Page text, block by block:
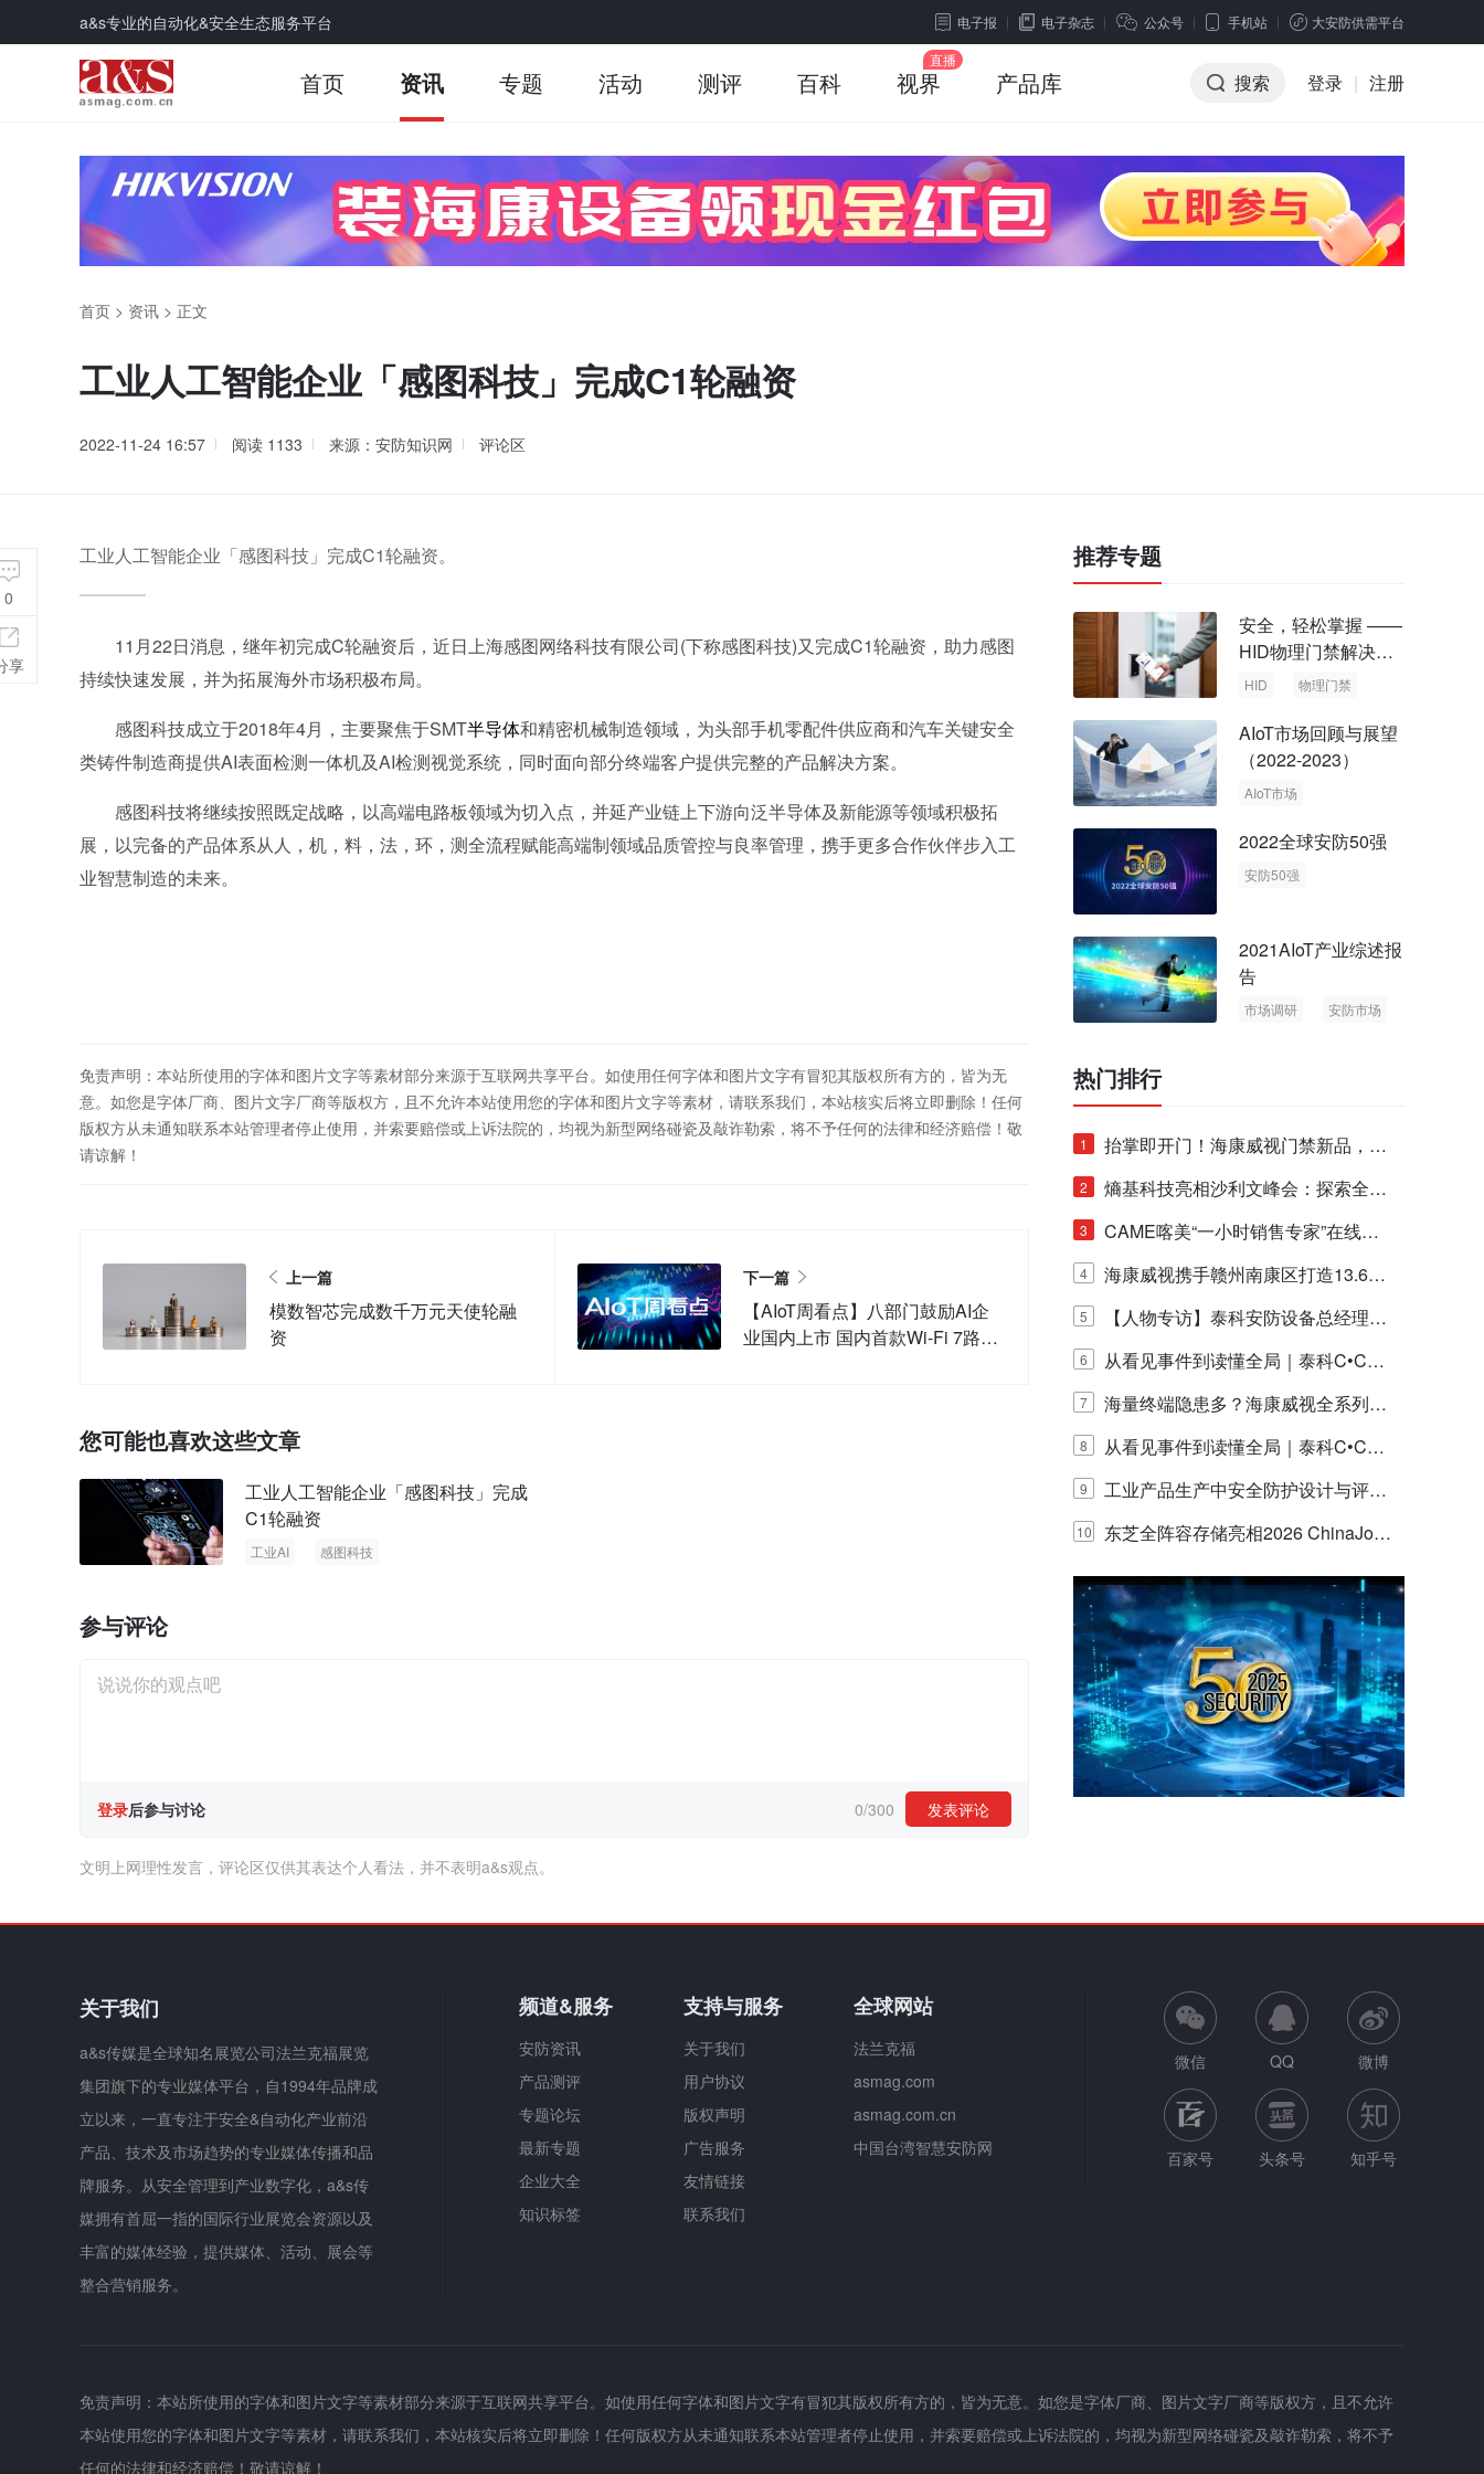
a&s专业的自动化&安全生态服务平台 电子报 电子杂志 公众号 手机站 大安防供需平台
首页 资讯 专题 活动 测评 百科 视界 产品库 搜索 登录 | 注册
首页 > 资讯 > 正文
工业人工智能企业「感图科技」完成C1轮融资
2022-11-24 16:57 阅读 1133 来源：安防知识网 评论区
工业人工智能企业「感图科技」完成C1轮融资。
11月22日消息，继年初完成C轮融资后，近日上海感图网络科技有限公司(下称感图科技)又完成C1轮融资，助力感图
持续快速发展，并为拓展海外市场积极布局。
感图科技成立于2018年4月，主要聚焦于SMT半导体和精密机械制造领域，为头部手机零配件供应商和汽车关键安全
类铸件制造商提供AI表面检测一体机及AI检测视觉系统，同时面向部分终端客户提供完整的产品解决方案。
感图科技将继续按照既定战略，以高端电路板领域为切入点，并延产业链上下游向泛半导体及新能源等领域积极拓
展，以完备的产品体系从人，机，料，法，环，测全流程赋能高端制领域品质管控与良率管理，携手更多合作伙伴步入工
业智慧制造的未来。
免责声明：本站所使用的字体和图片文字等素材部分来源于互联网共享平台。如使用任何字体和图片文字有冒犯其版权所有方的，皆为无
意。如您是字体厂商、图片文字厂商等版权方，且不允许本站使用您的字体和图片文字等素材，请联系我们，本站核实后将立即删除！任何
版权方从未通知联系本站管理者停止使用，并索要赔偿或上诉法院的，均视为新型网络碰瓷及敲诈勒索，将不予任何的法律和经济赔偿！敬
请谅解！
上一篇
模数智芯完成数千万元天使轮融
资
下一篇
【AIoT周看点】八部门鼓励AI企
业国内上市 国内首款Wi-Fi 7路由
您可能也喜欢这些文章
工业人工智能企业「感图科技」完成
C1轮融资
工业AI 感图科技
参与评论
登录后参与讨论 0/300 发表评论
文明上网理性发言，评论区仅供其表达个人看法，并不表明a&s观点。
0
享
推荐专题
安全，轻松掌握 ——
HID物理门禁解决方
案，启动智慧安全新
HID 物理门禁
AIoT市场回顾与展望
（2022-2023）
AIoT市场
2022全球安防50强
安防50强
2021AIoT产业综述报
告
市场调研
安防市场
热门排行
1
抬掌即开门！海康威视门禁新品，不
止认人脸，更认"掌"中静脉！
2
熵基科技亮相沙利文峰会：探索全栈
脑机技术商业化生态新路径
3
CAME喀美“一小时销售专家”在线赋
能培训正式启动！
4
海康威视携手赣州南康区打造13.6公
里绿波网
5
【人物专访】泰科安防设备总经理张
宁解码安防出海新范式
6
从看见事件到读懂全局｜泰科C•CUR
E IQ 3.20开启安防运营智能新时代
7
海量终端隐患多？海康威视全系列物
联安全产品，四层守护更放心！
8
从看见事件到读懂全局｜泰科C•CUR
E IQ 3.20开启安防运营智能新时代
9
工业产品生产中安全防护设计与评估
的实践与探讨
10
东芝全阵容存储亮相2026 ChinaJo
y，以海量数据底座赋能“与AI同游”新
体验
关于我们
a&s传媒是全球知名展览公司法兰克福展览
集团旗下的专业媒体平台，自1994年品牌成
立以来，一直专注于安全&自动化产业前沿
产品、技术及市场趋势的专业媒体传播和品
牌服务。从安全管理到产业数字化，a&s传
媒拥有首屈一指的国际行业展览会资源以及
丰富的媒体经验，提供媒体、活动、展会等
整合营销服务。
频道&服务
安防资讯
产品测评
专题论坛
最新专题
企业大全
知识标签
支持与服务
关于我们
用户协议
版权声明
广告服务
友情链接
联系我们
全球网站
法兰克福
asmag.com
asmag.com.cn
中国台湾智慧安防网
微信 QQ 微博
百家号 头条号 知乎号
免责声明：本站所使用的字体和图片文字等素材部分来源于互联网共享平台。如使用任何字体和图片文字有冒犯其版权所有方的，皆为无意。如您是字体厂商、图片文字厂商等版权方，且不允许
本站使用您的字体和图片文字等素材，请联系我们，本站核实后将立即删除！任何版权方从未通知联系本站管理者停止使用，并索要赔偿或上诉法院的，均视为新型网络碰瓷及敲诈勒索，将不予
任何的法律和经济赔偿！敬请谅解！